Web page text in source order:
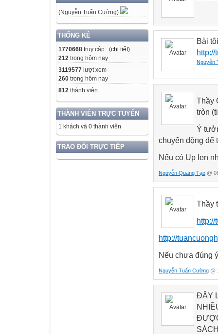
(Nguyễn Tuấn Cường)
THỐNG KÊ
1770668 truy cập (chi tiết)
212 trong hôm nay
3119577 lượt xem
260 trong hôm nay
812 thành viên
THÀNH VIÊN TRỰC TUYẾN
1 khách và 0 thành viên
TRAO ĐỔI TRỰC TIẾP
Bài
Nguyễn
Thầy
tròn
Ý
chuyển động để
Nếu có Up len
Nguyễn Quang Tạo @
Thầy
http://
Nếu chưa đúng
Nguyễn Tuấn Cường @
ĐÂY